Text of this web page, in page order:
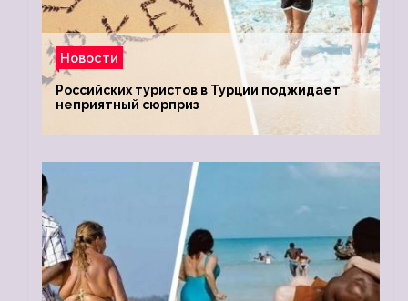
Новости
Российских туристов в Турции поджидает
неприятный сюрприз